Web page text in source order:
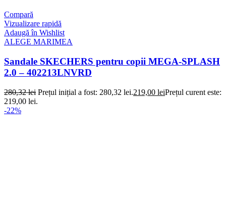
Compară
Vizualizare rapidă
Adaugă în Wishlist
ALEGE MARIMEA
Sandale SKECHERS pentru copii MEGA-SPLASH
2.0 – 402213LNVRD
280,32lei Prețul inițial a fost: 280,32 lei.219,00 leiPrețul curent este:
219,00 lei.
-22%